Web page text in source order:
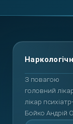
З повагою
головний
лікар
Бойко Андрій